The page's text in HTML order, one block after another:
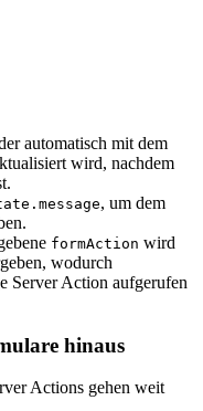
automatisch mit dem
wird, nachdem
, um dem
formAction wird
wodurch
Server Action aufgerufen
hinaus
Actions gehen weit